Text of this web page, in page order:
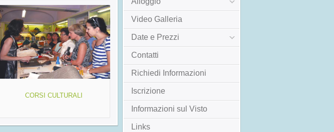
CORSI CULTURALI
Video Galleria
Date e Prezzi
Contatti
Richiedi Informazioni
Iscrizione
Informazioni sul Visto
Links